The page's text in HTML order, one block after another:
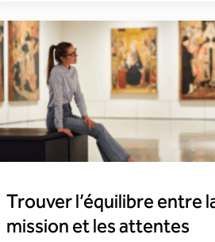
Trouver l’équilibre entre
mission et les attentes